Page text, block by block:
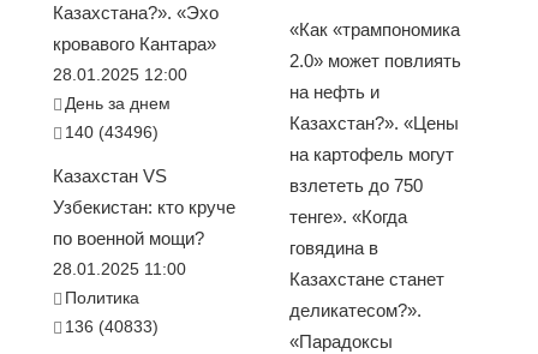
Казахстана?». «Эхо
кровавого Кантара»
28.01.2025 12:00
День за днем
140 (43496)
Казахстан VS
Узбекистан: кто круче
по военной мощи?
28.01.2025 11:00
Политика
136 (40833)
«Как «трампономика
2.0» может повлиять
на нефть и
Казахстан?». «Цены
на картофель могут
взлететь до 750
тенге». «Когда
говядина в
Казахстане станет
деликатесом?».
«Парадоксы